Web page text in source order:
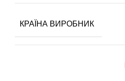
КРАЇНА ВИРОБНИК